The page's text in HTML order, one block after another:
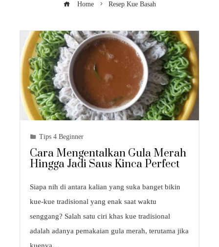
Home Resep Kue Basah
Tips 4 Beginner
Cara Mengentalkan Gula Merah
Hingga Jadi Saus Kinca Perfect
Siapa nih di antara kalian yang suka banget bikin
kue-kue tradisional yang enak saat waktu
senggang? Salah satu ciri khas kue tradisional
adalah adanya pemakaian gula merah, terutama jika